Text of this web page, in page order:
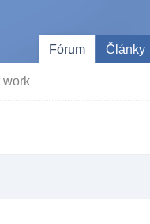
Fórum
Články
work